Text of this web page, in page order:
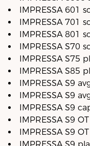
IMPRESSA 601
IMPRESSA 701
IMPRESSA 801
IMPRESSA S70
IMPRESSA S75
IMPRESSA S85
IMPRESSA S9
IMPRESSA S9
IMPRESSA S9
IMPRESSA S9
IMPRESSA S9
IMPRESSA S9